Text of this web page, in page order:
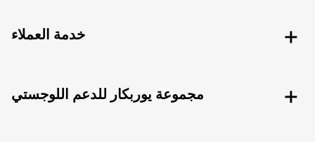
خدمة العملاء
مجموعة يوربكار للدعم اللوجستي